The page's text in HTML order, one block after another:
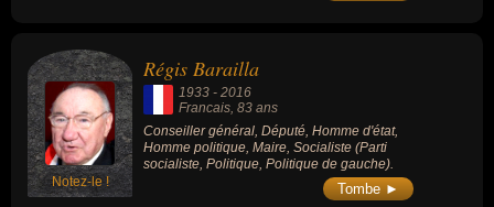
Notez-le !
Régis Barailla
1933 - 2016
Francais, 83 ans
Conseiller général, Député, Homme d'état,
Homme politique, Maire, Socialiste (Parti
socialiste, Politique, Politique de gauche).
Tombe ►